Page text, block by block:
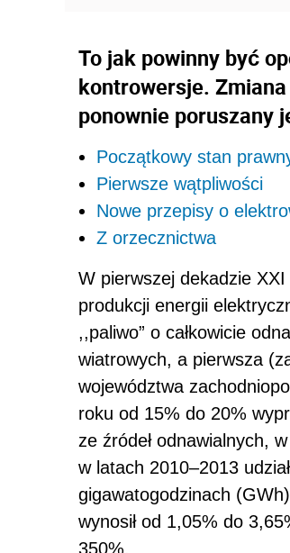
To jak powinny być
kontrowersje.
ponownie poruszany
Początkowy stan
Pierwsze wątpliwości
Nowe przepisy o
Z orzecznictwa
W pierwszej dekadzie XXI
produkcji energii
,,paliwo” o całkowicie
wiatrowych, a pierwsza
województwa
roku od 15% do 20%
ze źródeł odnawialnych,
w latach 2010–2013
gigawatogodzinach
wynosił od 1,05% do
350%.